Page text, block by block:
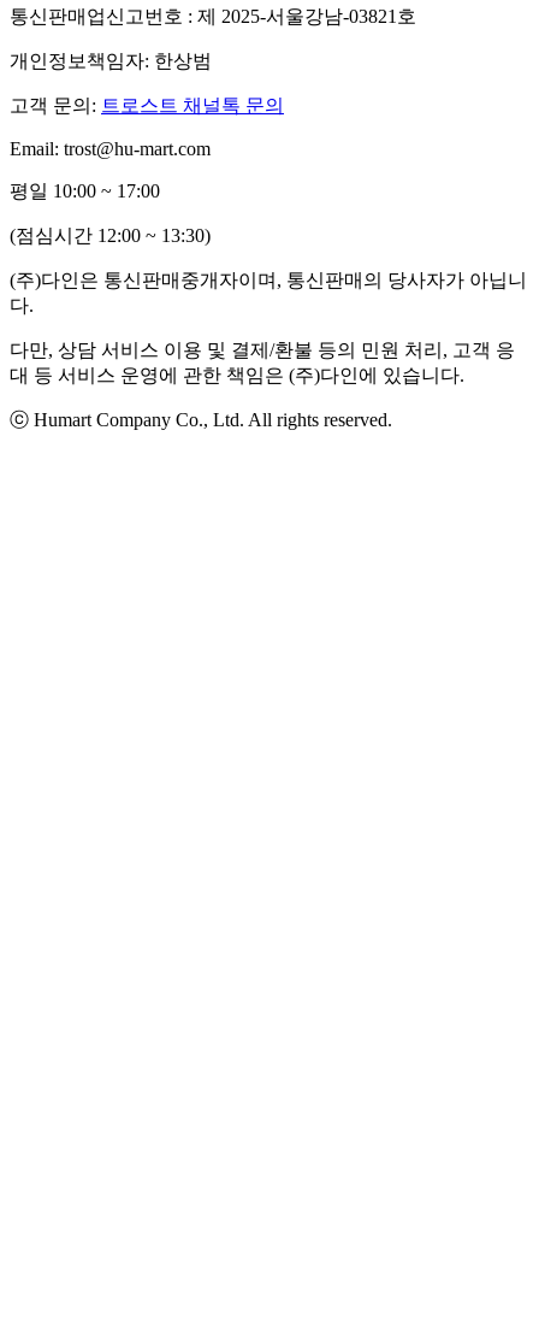
통신판매업신고번호 : 제 2025-서울강남-03821호
개인정보책임자: 한상범
고객 문의: 트로스트 채널톡 문의
Email: trost@hu-mart.com
평일 10:00 ~ 17:00
(점심시간 12:00 ~ 13:30)
(주)다인은 통신판매중개자이며, 통신판매의 당사자가 아닙니
다.
다만, 상담 서비스 이용 및 결제/환불 등의 민원 처리, 고객 응
대 등 서비스 운영에 관한 책임은 (주)다인에 있습니다.
ⓒ Humart Company Co., Ltd. All rights reserved.